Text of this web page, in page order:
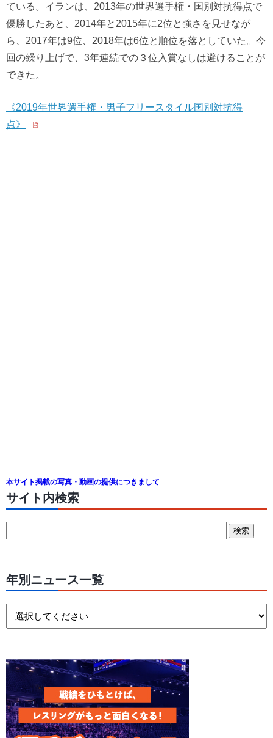
ている。イランは、2013年の世界選手権・国別対抗得点で
優勝したあと、2014年と2015年に2位と強さを見せなが
ら、2017年は9位、2018年は6位と順位を落としていた。今
回の繰り上げで、3年連続での３位入賞なしは避けることが
できた。
《2019年世界選手権・男子フリースタイル国別対抗得
点》
本サイト掲載の写真・動画の提供につきまして
サイト内検索
年別ニュース一覧